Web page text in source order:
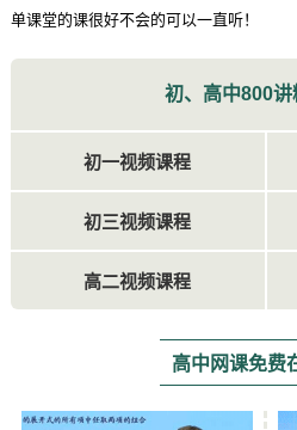
单课堂的课很好不会的可以一直听！
初、高中800
初一视频课程
初三视频课程
高二视频课程
高中网课免费